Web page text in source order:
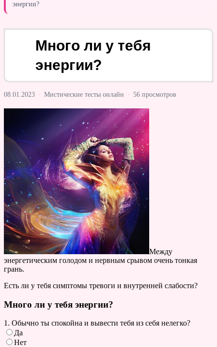
энергии?
Много ли у тебя
энергии?
08.01.2023 · Мистические тесты онлайн · 56 просмотров
Между
энергетическим голодом и нервным срывом очень тонкая
грань.
Есть ли у тебя симптомы тревоги и внутренней слабости?
Много ли у тебя энергии?
1. Обычно ты спокойна и вывести тебя из себя нелегко?
Да
Нет